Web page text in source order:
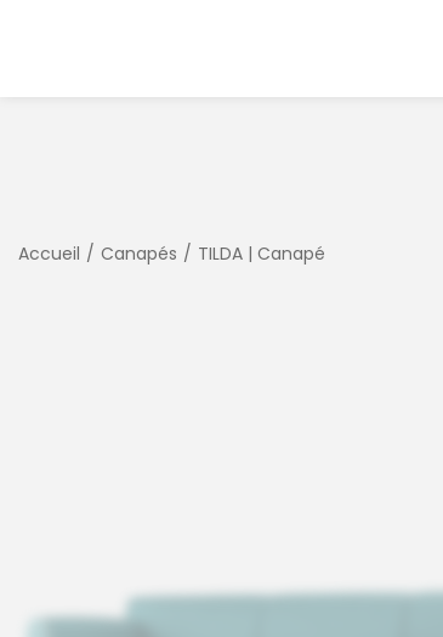
Accueil / Canapés / TILDA | Canapé